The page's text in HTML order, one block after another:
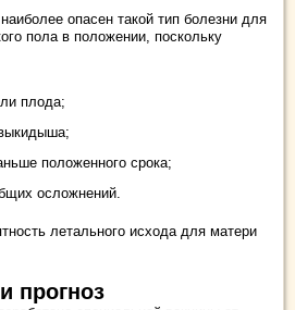
опасен такой тип болезни для
пола в положении, поскольку
плода;
положенного срока;
осложнений.
летального исхода для матери
прогноз